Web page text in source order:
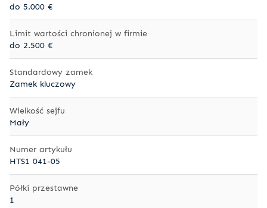
do 5.000 €
Limit wartości chronionej w firmie
do 2.500 €
Standardowy zamek
Zamek kluczowy
Wielkość sejfu
Mały
Numer artykułu
HTS1 041-05
Półki przestawne
1